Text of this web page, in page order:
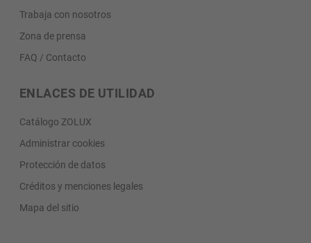
Trabaja con nosotros
Zona de prensa
FAQ / Contacto
ENLACES DE UTILIDAD
Catálogo ZOLUX
Administrar cookies
Protección de datos
Créditos y menciones legales
Mapa del sitio